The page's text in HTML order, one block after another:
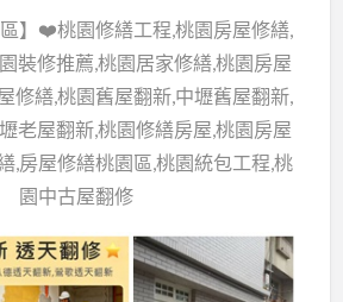
】❤️桃園修繕工程,桃園房屋修繕,
裝修推薦,桃園居家修繕,桃園房屋
修繕,桃園舊屋翻新,中壢舊屋翻新,
老屋翻新,桃園修繕房屋,桃園房屋
,房屋修繕桃園區,桃園統包工程,桃
園中古屋翻修